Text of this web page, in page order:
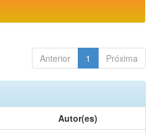
Anterior 1 Próxima
Autor(es)